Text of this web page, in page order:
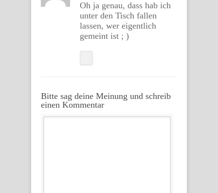
Oh ja genau, dass hab ich
unter den Tisch fallen
lassen, wer eigentlich
gemeint ist ; )
Bitte sag deine Meinung und schreib
einen Kommentar